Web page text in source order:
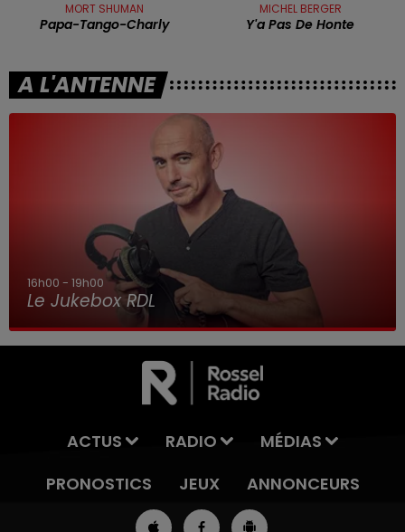
MORT SHUMAN
Papa-Tango-Charly
MICHEL BERGER
Y'a Pas De Honte
A L'ANTENNE
7h00 - 10h00
Debout c'est l'heure
ACTUS RADIO
MÉDIAS
PRONOSTICS
JEUX ANNONCEURS